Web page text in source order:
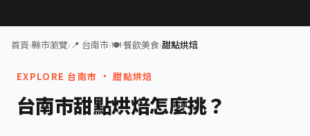
首頁›縣市瀏覽›📍 台南市›🍽️ 餐飲美食›甜點烘焙
EXPLORE 台南市 · 甜點烘焙
台南市甜點烘焙怎麼挑？